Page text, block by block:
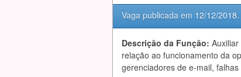
Vaga publicada em 12/12/2018.
Descrição da Função:
relação ao funcionamento da
gerenciadores de e-mail,